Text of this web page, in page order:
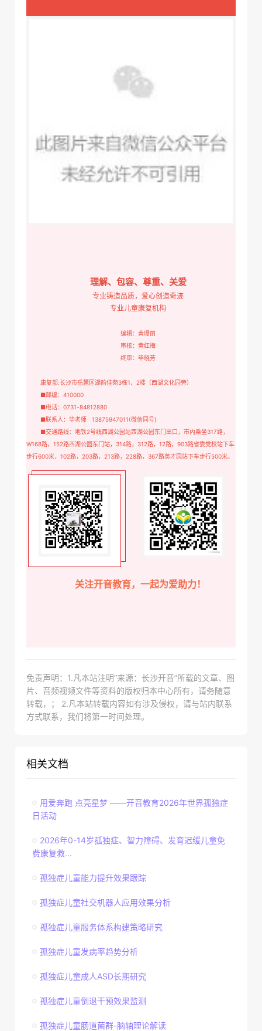
理解、包容、尊重、关爱
专业铸造品质，爱心创造奇迹
专业儿童康复机构
编辑：黄珊丽
审核：黄红梅
终审：毕晓芳
康复部:长沙市岳麓区湖韵佳苑3栋1、2楼（西湖文化园旁）
■邮编：410000
■电话：0731-84812880
■联系人：毕老师 13875947011(微信同号)
■交通路线：地铁2号线西湖公园站西湖公园东门出口，市内乘坐317路，
W168路，152路西湖公园东门站，314路，312路，12路，903路省委党校站下车
步行600米，102路，203路，213路，228路，367路英才园站下车步行500米。
关注开音教育，一起为爱助力！
免责声明：1.凡本站注明“来源：长沙开音”所载的文章、图
片、音频视频文件等资料的版权归本中心所有，请务随意
转载，； 2.凡本站转载内容如有涉及侵权，请与站内联系
方式联系，我们将第一时间处理。
相关文档
用爱奔跑 点亮星梦 ——开音教育2026年世界孤独症
日活动
2026年0-14岁孤独症、智力障碍、发育迟缓儿童免
费康复救...
孤独症儿童能力提升效果跟踪
孤独症儿童社交机器人应用效果分析
孤独症儿童服务体系构建策略研究
孤独症儿童发病率趋势分析
孤独症儿童成人ASD长期研究
孤独症儿童倒退干预效果监测
孤独症儿童肠道菌群-脑轴理论解读